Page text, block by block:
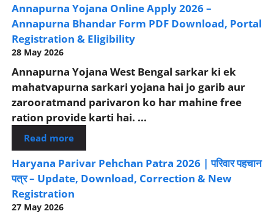
Annapurna Yojana Online Apply 2026 –
Annapurna Bhandar Form PDF Download, Portal
Registration & Eligibility
28 May 2026
Annapurna Yojana West Bengal sarkar ki ek
mahatvapurna sarkari yojana hai jo garib aur
zarooratmand parivaron ko har mahine free
ration provide karti hai. ...
Read more
Haryana Parivar Pehchan Patra 2026 | परिवार पहचान
पत्र – Update, Download, Correction & New
Registration
27 May 2026